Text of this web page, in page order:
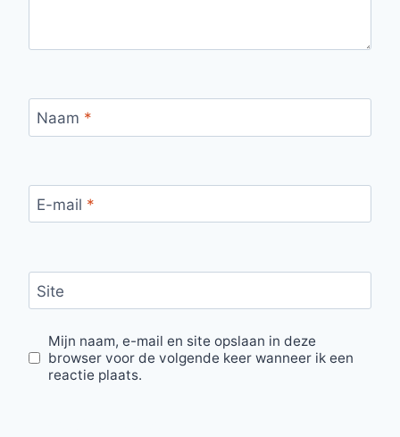
Naam *
E-mail *
Site
Mijn naam, e-mail en site opslaan in deze
browser voor de volgende keer wanneer ik een
reactie plaats.